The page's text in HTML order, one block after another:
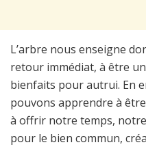
L’arbre nous enseigne
retour immédiat, à être
bienfaits pour autrui. En
pouvons apprendre à
à offrir notre temps,
pour le bien commun,